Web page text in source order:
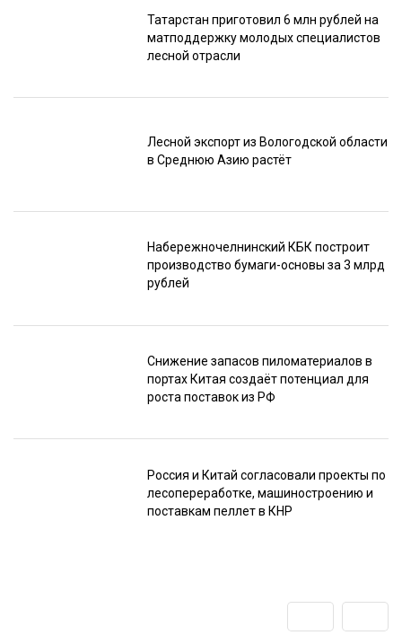
Татарстан приготовил 6 млн рублей на
матподдержку молодых специалистов
лесной отрасли
Лесной экспорт из Вологодской области
в Среднюю Азию растёт
Набережночелнинский КБК построит
производство бумаги-основы за 3 млрд
рублей
Снижение запасов пиломатериалов в
портах Китая создаёт потенциал для
роста поставок из РФ
Россия и Китай согласовали проекты по
лесопереработке, машиностроению и
поставкам пеллет в КНР